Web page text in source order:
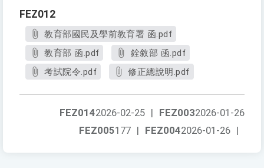
FEZ012
教育部國民及學前教育署 函.pdf
教育部 函.pdf
銓敘部 函.pdf
考試院令.pdf
修正總說明.pdf
FEZ0032026-01-26
FEZ0142026-02-25 |
FEZ0042026-01-26 |
FEZ005177 |